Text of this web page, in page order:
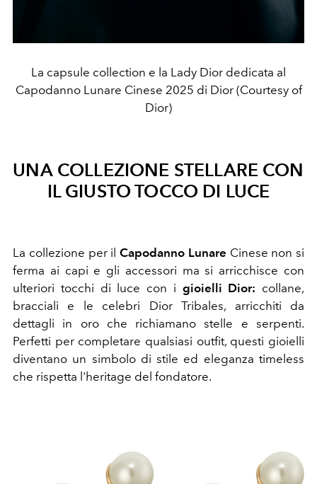
La capsule collection e la Lady Dior dedicata al
Capodanno Lunare Cinese 2025 di Dior (Courtesy of
Dior)
UNA COLLEZIONE STELLARE CON
IL GIUSTO TOCCO DI LUCE
La collezione per il Capodanno Lunare Cinese non si
ferma ai capi e gli accessori ma si arricchisce con
ulteriori tocchi di luce con i gioielli Dior: collane,
bracciali e le celebri Dior Tribales, arricchiti da
dettagli in oro che richiamano stelle e serpenti.
Perfetti per completare qualsiasi outfit, questi gioielli
diventano un simbolo di stile ed eleganza timeless
che rispetta l'heritage del fondatore.